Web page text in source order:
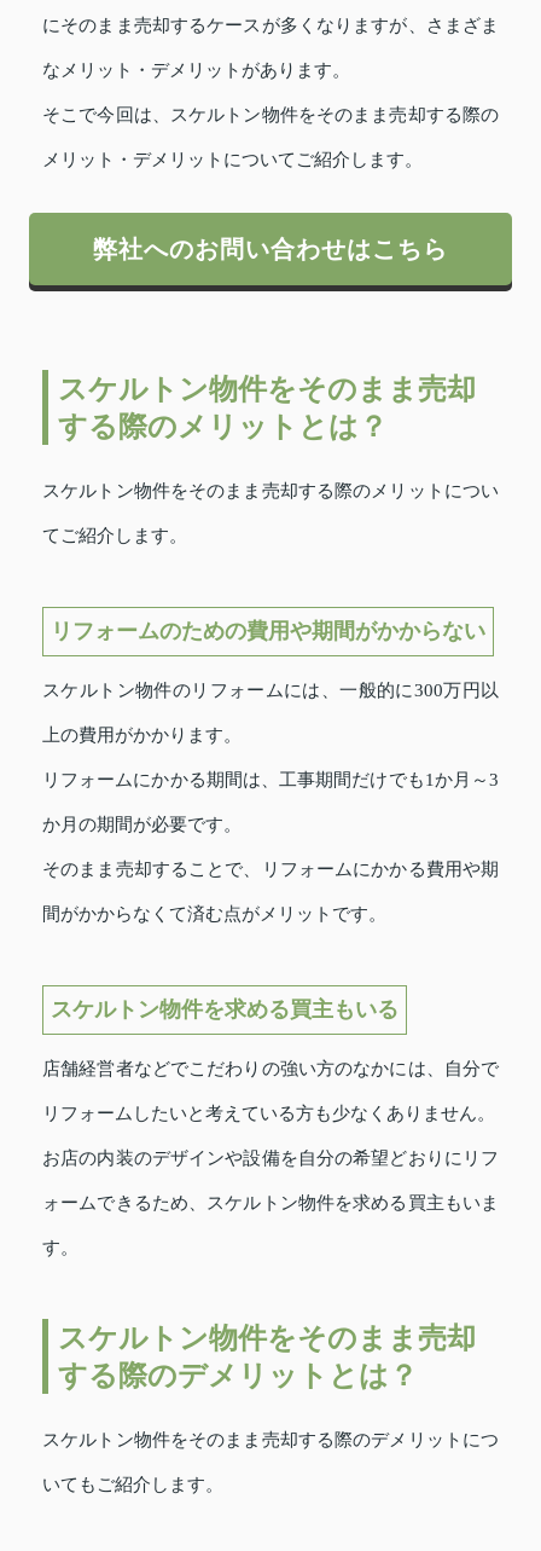
にそのまま売却するケースが多くなりますが、さまざま
なメリット・デメリットがあります。
そこで今回は、スケルトン物件をそのまま売却する際の
メリット・デメリットについてご紹介します。
弊社へのお問い合わせはこちら
スケルトン物件をそのまま売却
する際のメリットとは？
スケルトン物件をそのまま売却する際のメリットについ
てご紹介します。
リフォームのための費用や期間がかからない
スケルトン物件のリフォームには、一般的に300万円以
上の費用がかかります。
リフォームにかかる期間は、工事期間だけでも1か月～3
か月の期間が必要です。
そのまま売却することで、リフォームにかかる費用や期
間がかからなくて済む点がメリットです。
スケルトン物件を求める買主もいる
店舗経営者などでこだわりの強い方のなかには、自分で
リフォームしたいと考えている方も少なくありません。
お店の内装のデザインや設備を自分の希望どおりにリフ
ォームできるため、スケルトン物件を求める買主もいま
す。
スケルトン物件をそのまま売却
する際のデメリットとは？
スケルトン物件をそのまま売却する際のデメリットにつ
いてもご紹介します。